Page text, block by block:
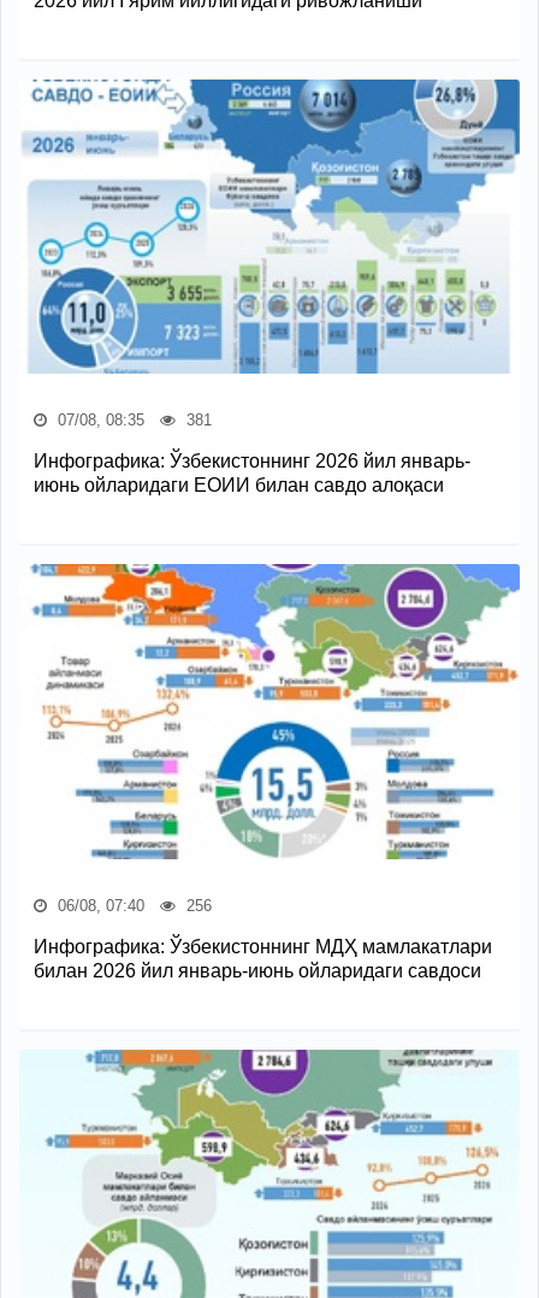
07/08, 08:35 381
Инфографика: Ўзбекистоннинг 2026 йил январь-
июнь ойларидаги ЕОИИ билан савдо алоқаси
06/08, 07:40 256
Инфографика: Ўзбекистоннинг МДҲ мамлакатлари
билан 2026 йил январь-июнь ойларидаги савдоси